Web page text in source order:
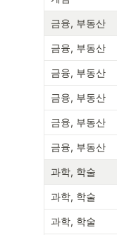
금융, 부동산
금융, 부동산
금융, 부동산
금융, 부동산
금융, 부동산
금융, 부동산
과학, 학술
과학, 학술
과학, 학술